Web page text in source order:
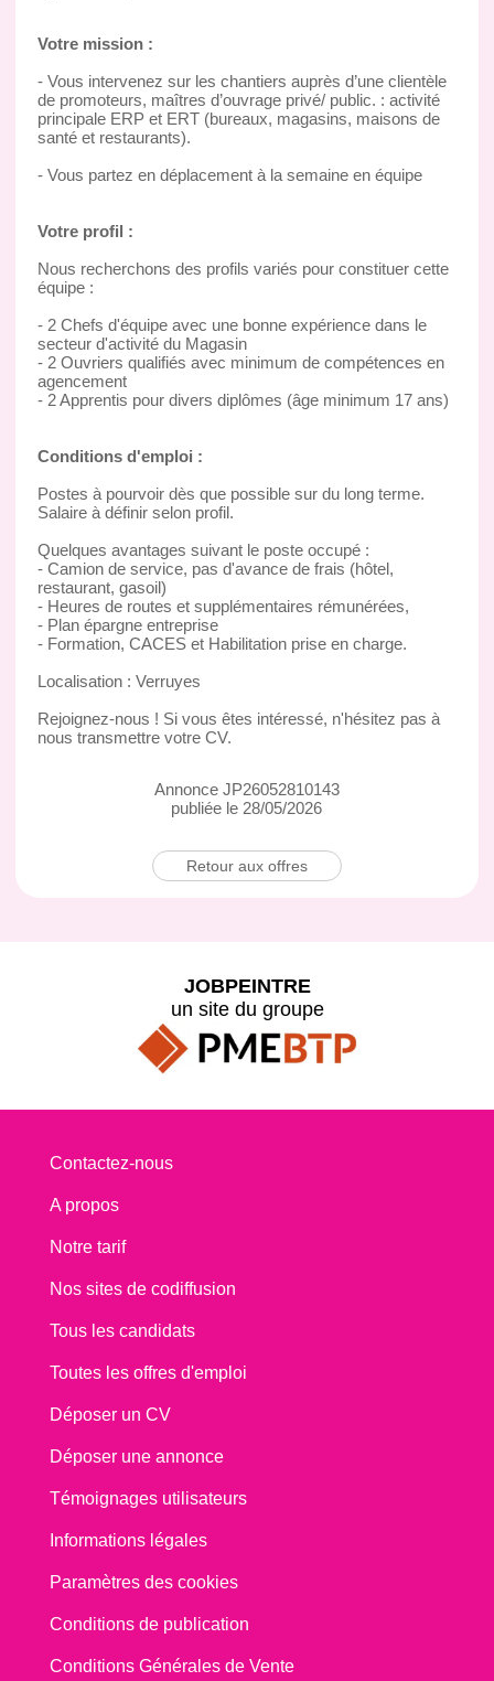
Votre mission :
- Vous intervenez sur les chantiers auprès d’une clientèle
de promoteurs, maîtres d’ouvrage privé/ public. : activité
principale ERP et ERT (bureaux, magasins, maisons de
santé et restaurants).
- Vous partez en déplacement à la semaine en équipe
Votre profil :
Nous recherchons des profils variés pour constituer cette
équipe :
- 2 Chefs d'équipe avec une bonne expérience dans le
secteur d'activité du Magasin
- 2 Ouvriers qualifiés avec minimum de compétences en
agencement
- 2 Apprentis pour divers diplômes (âge minimum 17 ans)
Conditions d'emploi :
Postes à pourvoir dès que possible sur du long terme.
Salaire à définir selon profil.
Quelques avantages suivant le poste occupé :
- Camion de service, pas d'avance de frais (hôtel,
restaurant, gasoil)
- Heures de routes et supplémentaires rémunérées,
- Plan épargne entreprise
- Formation, CACES et Habilitation prise en charge.
Localisation : Verruyes
Rejoignez-nous ! Si vous êtes intéressé, n'hésitez pas à
nous transmettre votre CV.
Annonce JP26052810143
publiée le 28/05/2026
Retour aux offres
JOBPEINTRE
un site du groupe
Contactez-nous
A propos
Notre tarif
Nos sites de codiffusion
Tous les candidats
Toutes les offres d'emploi
Déposer un CV
Déposer une annonce
Témoignages utilisateurs
Informations légales
Paramètres des cookies
Conditions de publication
Conditions Générales de Vente